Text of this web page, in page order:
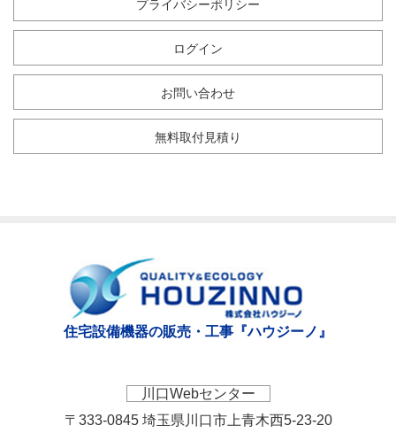
プライバシーポリシー
ログイン
お問い合わせ
無料取付見積り
住宅設備機器の販売・工事『ハウジーノ』
川口Webセンター
〒333-0845 埼玉県川口市上青木西5-23-20